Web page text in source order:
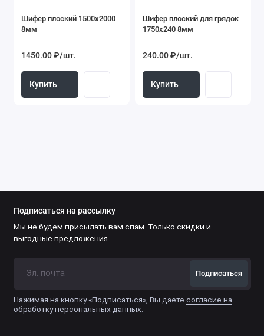
Лестницы и комплектующие
Показать все
Шифер плоский 1500x2000
8мм
1450.00 ₽/шт.
Купить
Шифер плоский для грядок
1750х240 8мм
240.00 ₽/шт.
Купить
Подписаться на рассылку
Мы не будем присылать вам спам. Только скидки и
выгодные предложения
Подписаться
Нажимая на кнопку «Подписаться», Вы даете согласие на
обработку персональных данных.